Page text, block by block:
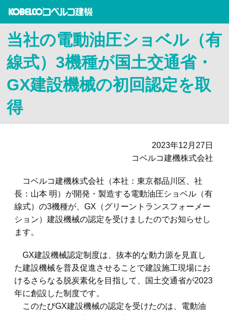
当社の電動油圧ショベル（有
線式）3機種が国土交通省・
GX建設機械の初回認定を取
得
2023年12月27日
コベルコ建機株式会社
コベルコ建機株式会社（本社：東京都品川区、社
長：山本 明）が開発・製造する電動油圧ショベル（有
線式）の3機種が、GX（グリーントランスフォーメー
ション）建設機械の認定を受けましたのでお知らせし
ます。
GX建設機械認定制度は、抜本的な動力源を見直し
た建設機械を普及促進させることで建設施工現場にお
けるさらなる脱炭素化を目指して、国土交通省が2023
年に創設した制度です。
このたびGX建設機械の認定を受けたのは、電動油